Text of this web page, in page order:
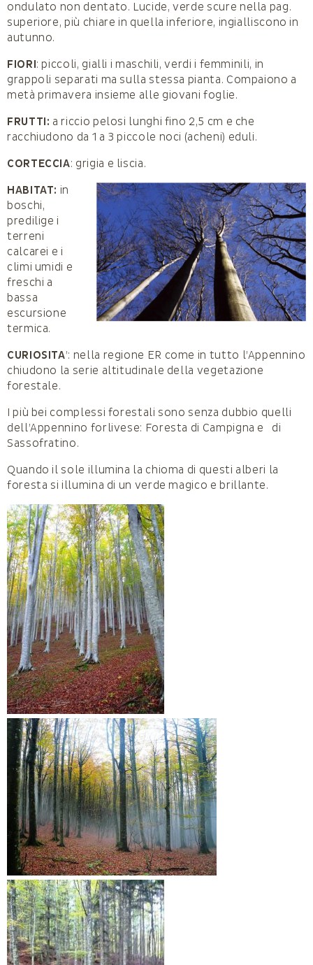
ondulato non dentato. Lucide, verde scure nella pag.
superiore, più chiare in quella inferiore, ingialliscono in
autunno.
FIORI: piccoli, gialli i maschili, verdi i femminili, in
grappoli separati ma sulla stessa pianta. Compaiono a
metà primavera insieme alle giovani foglie.
FRUTTI: a riccio pelosi lunghi fino 2,5 cm e che
racchiudono da 1 a 3 piccole noci (acheni) eduli.
CORTECCIA: grigia e liscia.
HABITAT: in
boschi,
predilige i
terreni
calcarei e i
climi umidi e
freschi a
bassa
escursione
termica.
CURIOSITA’: nella regione ER come in tutto l’Appennino
chiudono la serie altitudinale della vegetazione
forestale.
I più bei complessi forestali sono senza dubbio quelli
dell’Appennino forlivese: Foresta di Campigna e di
Sassofratino.
Quando il sole illumina la chioma di questi alberi la
foresta si illumina di un verde magico e brillante.